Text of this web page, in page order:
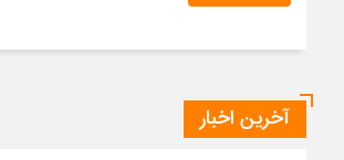
آخرین اخبار